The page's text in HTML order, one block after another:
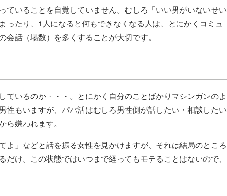
いることを自覚していません。むしろ「いい男がいないせい
たり、1人になると何もできなくなる人は、とにかくコミュ
話（場数）を多くすることが大切です。
いるのか・・・。とにかく自分のことばかりマシンガンのよ
性もいますが、パパ活はむしろ男性側が話したい・相談したい
嫌われます。
」などと話を振る女性を見かけますが、それは結局のところ
け。この状態ではいつまで経ってもモテることはないので、